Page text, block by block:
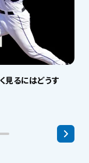
見るにはどうす